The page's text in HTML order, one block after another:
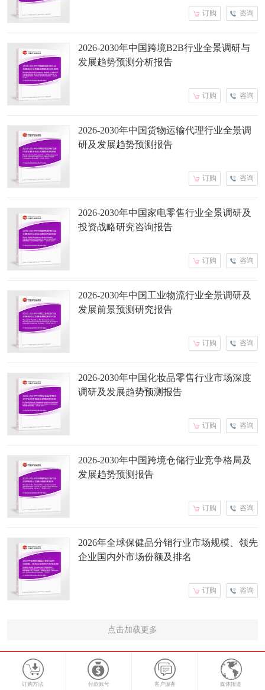
咨询
订购
2026-2030年中国跨境B2B行业全景调研与
发展趋势预测分析报告
咨询
订购
2026-2030年中国货物运输代理行业全景调
研及发展趋势预测报告
咨询
订购
2026-2030年中国家电零售行业全景调研及
投资战略研究咨询报告
咨询
订购
2026-2030年中国工业物流行业全景调研及
发展前景预测研究报告
咨询
订购
2026-2030年中国化妆品零售行业市场深度
调研及发展趋势预测报告
咨询
订购
2026-2030年中国跨境仓储行业竞争格局及
发展趋势预测报告
咨询
订购
2026年全球保健品分销行业市场规模、领先
企业国内外市场份额及排名
咨询
订购
点击加载更多
订购方法 付款账号 客户服务 媒体报道